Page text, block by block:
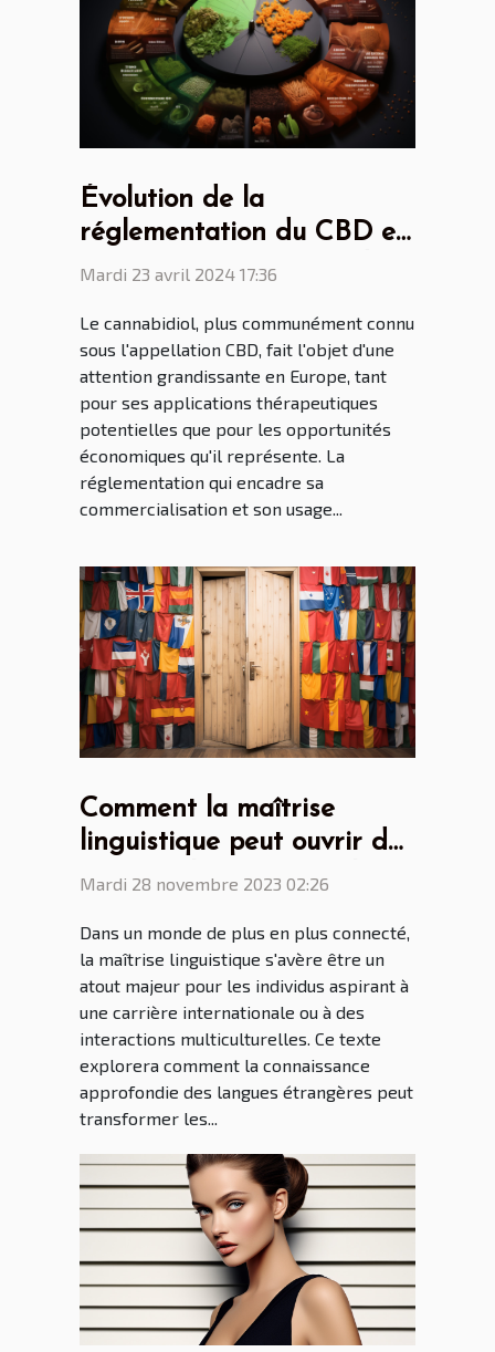
Évolution de la
réglementation du CBD en
Europe : comparaison des
implications pour le
marché français
Mardi 23 avril 2024 17:36
Le cannabidiol, plus communément connu
sous l'appellation CBD, fait l'objet d'une
attention grandissante en Europe, tant
pour ses applications thérapeutiques
potentielles que pour les opportunités
économiques qu'il représente. La
réglementation qui encadre sa
commercialisation et son usage...
Comment la maîtrise
linguistique peut ouvrir des
portes à l'international
Mardi 28 novembre 2023 02:26
Dans un monde de plus en plus connecté,
la maîtrise linguistique s'avère être un
atout majeur pour les individus aspirant à
une carrière internationale ou à des
interactions multiculturelles. Ce texte
explorera comment la connaissance
approfondie des langues étrangères peut
transformer les...